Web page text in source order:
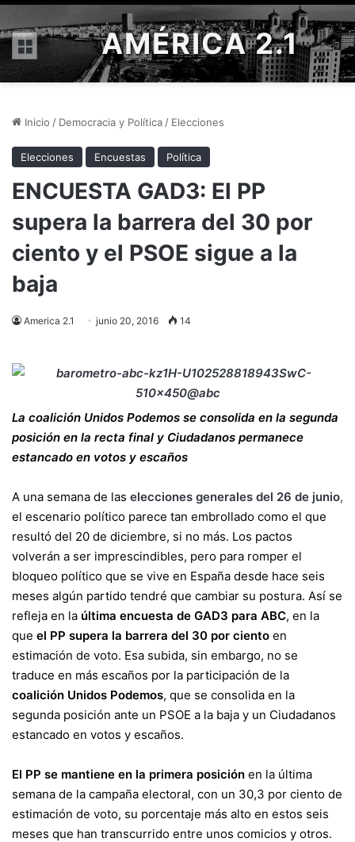
Menú AMÉRICA 2.1
Inicio / Democracia y Política / Elecciones
Elecciones Encuestas Política
ENCUESTA GAD3: El PP
supera la barrera del 30 por
ciento y el PSOE sigue a la
baja
America 2.1 junio 20, 2016 14
La coalición Unidos Podemos se consolida en la segunda
posición en la recta final y Ciudadanos permanece
estancado en votos y escaños
A una semana de las elecciones generales del 26 de junio,
el escenario político parece tan embrollado como el que
resultó del 20 de diciembre, si no más. Los pactos
volverán a ser imprescindibles, pero para romper el
bloqueo político que se vive en España desde hace seis
meses algún partido tendré que cambiar su postura. Así se
refleja en la última encuesta de GAD3 para ABC, en la
que el PP supera la barrera del 30 por ciento en
estimación de voto. Esa subida, sin embargo, no se
traduce en más escaños por la participación de la
coalición Unidos Podemos, que se consolida en la
segunda posición ante un PSOE a la baja y un Ciudadanos
estancado en votos y escaños.
El PP se mantiene en la primera posición en la última
semana de la campaña electoral, con un 30,3 por ciento de
estimación de voto, su porcentaje más alto en estos seis
meses que han transcurrido entre unos comicios y otros.